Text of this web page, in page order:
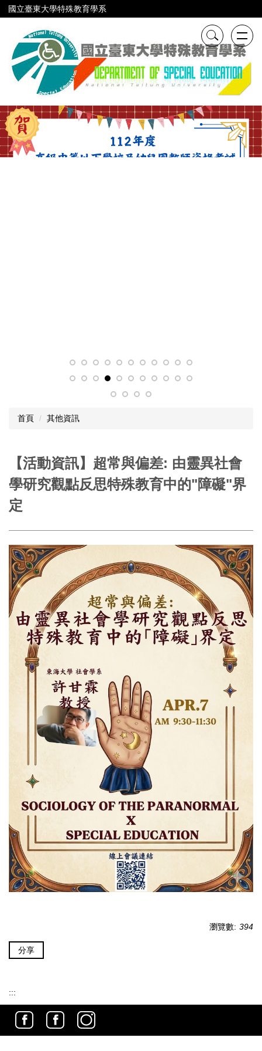
跳
到
內
容
國立臺東大學特殊教育學系
首頁 其他資訊
【活動資訊】超常與偏差: 由靈異社會
學研究觀點反思特殊教育中的"障礙"界
定
瀏覽數: 394
分享
:::